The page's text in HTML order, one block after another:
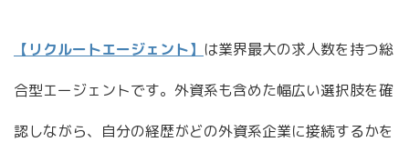
【リクルートエージェント】 は業界最大の求人数を持つ総
合型エージェントです。外資系も含めた幅広い選択肢を確
認しながら、自分の経歴がどの外資系企業に接続するかを